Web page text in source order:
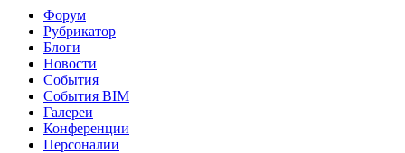
Форум
Рубрикатор
Блоги
Новости
События
События BIM
Галереи
Конференции
Персоналии